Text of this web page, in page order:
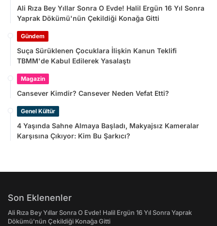
Ali Rıza Bey Yıllar Sonra O Evde! Halil Ergün 16 Yıl Sonra
Yaprak Dökümü'nün Çekildiği Konağa Gitti
Gündem
Suça Sürüklenen Çocuklara İlişkin Kanun Teklifi
TBMM'de Kabul Edilerek Yasalaştı
Magazin
Cansever Kimdir? Cansever Neden Vefat Etti?
Genel Kültür
4 Yaşında Sahne Almaya Başladı, Makyajsız Kameralar
Karşısına Çıkıyor: Kim Bu Şarkıcı?
Son Eklenenler
Ali Rıza Bey Yıllar Sonra O Evde! Halil Ergün 16 Yıl Sonra Yaprak
Dökümü'nün Çekildiği Konağa Gitti